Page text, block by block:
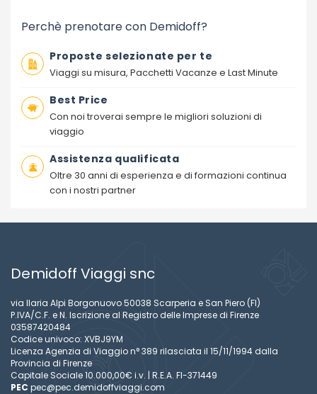
Perchè prenotare con Demidoff?
Proposte selezionate per te
Viaggi su misura, Pacchetti Vacanze e Last Minute
Best Price
Con noi troverai sempre le migliori soluzioni di
viaggio
Assistenza qualificata
Oltre 30 anni di esperienza e di formazioni continua
con i nostri partner
Demidoff Viaggi snc
via Ilaria Alpi Borgonuovo 50038 Scarperia e San Piero (FI)
P.IVA/C.F. e N. Iscrizione al Registro delle Imprese di Firenze
03587420484
Codice univoco: XVBJ9YM
Licenza Agenzia di Viaggio n° 389 rilasciata il 15/11/1994 dalla
Provincia di Firenze
Capitale Sociale 10.000,00€ i.v. | R.E.A. FI-371449
PEC pec@pec.demidoffviaggi.com